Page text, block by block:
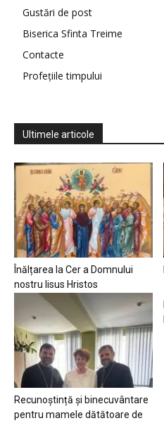
Gustări de post
Biserica Sfinta Treime
Contacte
Profețiile timpului
Ultimele articole
Înălțarea la Cer a Domnului
nostru Iisus Hristos
Recunoștință și binecuvântare
pentru mamele dătătoare de